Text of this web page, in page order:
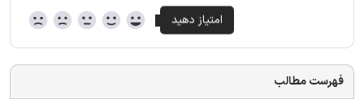
فهرست مطالب